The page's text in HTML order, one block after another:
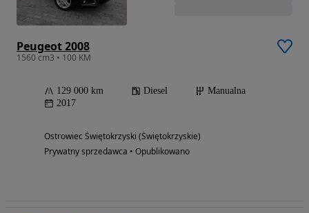
Peugeot 2008
1560 cm3 • 100 KM
129 000 km Diesel
Manualna
2017
Ostrowiec Świętokrzyski (Świętokrzyskie)
Prywatny sprzedawca • Opublikowano